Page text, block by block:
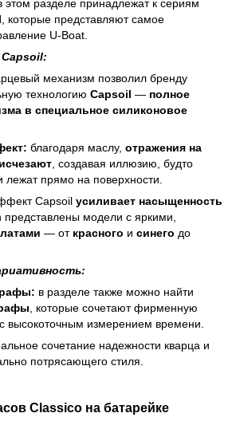
этом разделе принадлежат к сериям
, которые представляют самое
U-Boat.
механизм позволил бренду
технологию Capsoil — полное
в специальное силиконовое
благодаря маслу, отражения на
, создавая иллюзию, будто
лежат прямо на поверхности.
Capsoil усиливает насыщенность
представлены модели с яркими,
— от красного и синего до
в разделе также можно найти
, которые сочетают фирменную
высокоточным измерением времени.
сочетание надежности кварца и
потрясающего стиля.
Classico на батарейке